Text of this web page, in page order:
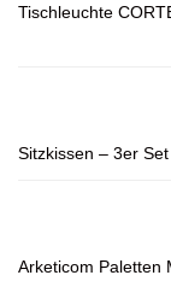
Tischleuchte
Sitzkissen – 3er
Arketicom Paletten